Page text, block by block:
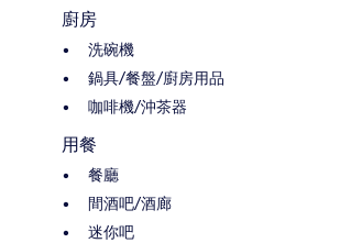
廚房
洗碗機
鍋具/餐盤/廚房用品
咖啡機/沖茶器
用餐
餐廳
間酒吧/酒廊
迷你吧